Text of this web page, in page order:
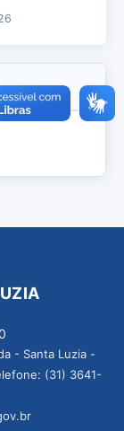
- Santa Luzia -
(31) 3641-